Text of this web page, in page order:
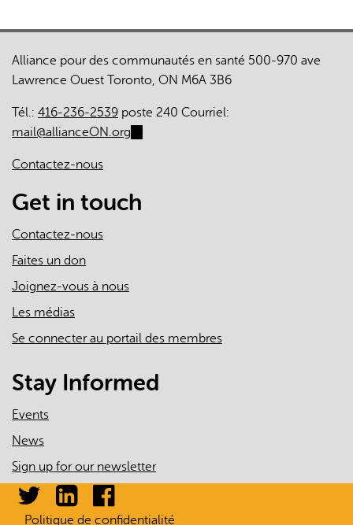
Alliance pour des communautés en santé 500-970 ave
Lawrence Ouest Toronto, ON M6A 3B6
Tél.: 416-236-2539 poste 240 Courriel:
mail@allianceON.org
mail)
Contactez-nous
Get in touch
Contactez-nous
Faites un don
Joignez-vous à nous
Les médias
Se connecter au portail des membres
Stay Informed
Events
News
Sign up for our newsletter
Politique de confidentialité